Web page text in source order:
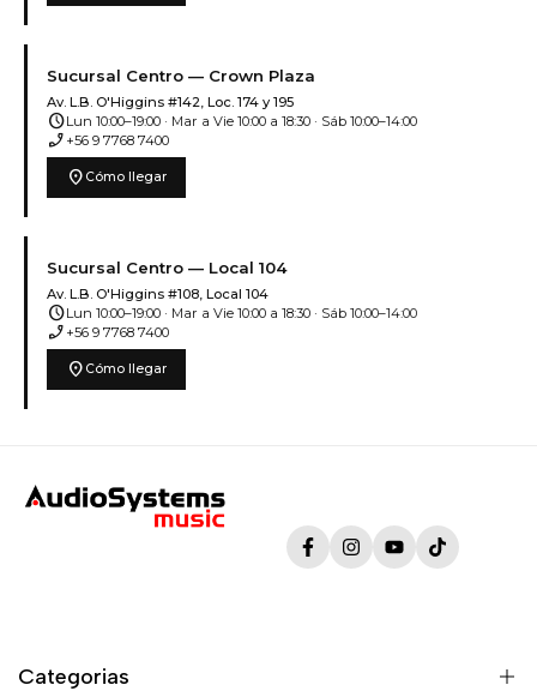
Sucursal Centro — Crown Plaza
Av. L.B. O'Higgins #142, Loc. 174 y 195
scheduleLun 10:00–19:00 · Mar a Vie 10:00 a 18:30 · Sáb 10:00–14:00
phone_enabled +56 9 7768 7400
location_on Cómo llegar
Sucursal Centro — Local 104
Av. L.B. O'Higgins #108, Local 104
scheduleLun 10:00–19:00 · Mar a Vie 10:00 a 18:30 · Sáb 10:00–14:00
phone_enabled +56 9 7768 7400
location_on Cómo llegar
FacebookInstagramYouTubeTikTok
Categorias